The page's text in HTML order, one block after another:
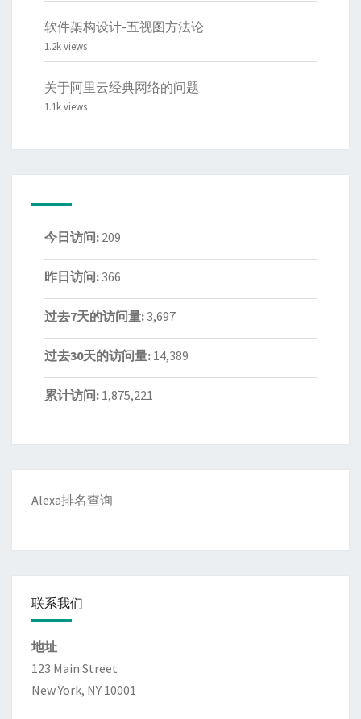
软件架构设计-五视图方法论
1.2k views
关于阿里云经典网络的问题
1.1k views
今日访问: 209
昨日访问: 366
过去7天的访问量: 3,697
过去30天的访问量: 14,389
累计访问: 1,875,221
Alexa排名查询
联系我们
地址
123 Main Street
New York, NY 10001